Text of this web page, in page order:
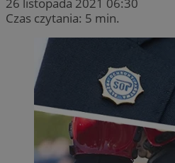
Czas czytania: 5 min.